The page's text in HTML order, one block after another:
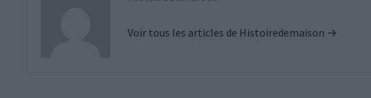
Voir tous les articles de Histoiredemaison →